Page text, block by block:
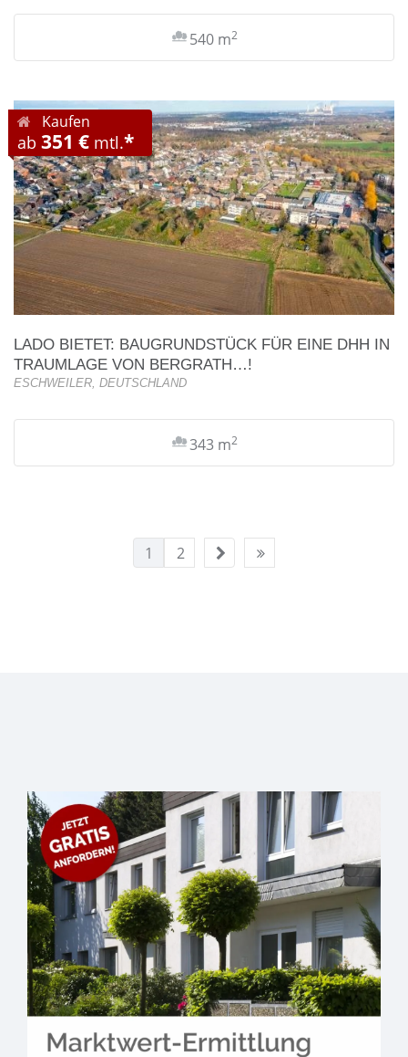
540 m2
Kaufen
ab 351 € mtl.*
LADO BIETET: BAUGRUNDSTÜCK FÜR EINE DHH IN
TRAUMLAGE VON BERGRATH…!
ESCHWEILER, DEUTSCHLAND
343 m2
1 2